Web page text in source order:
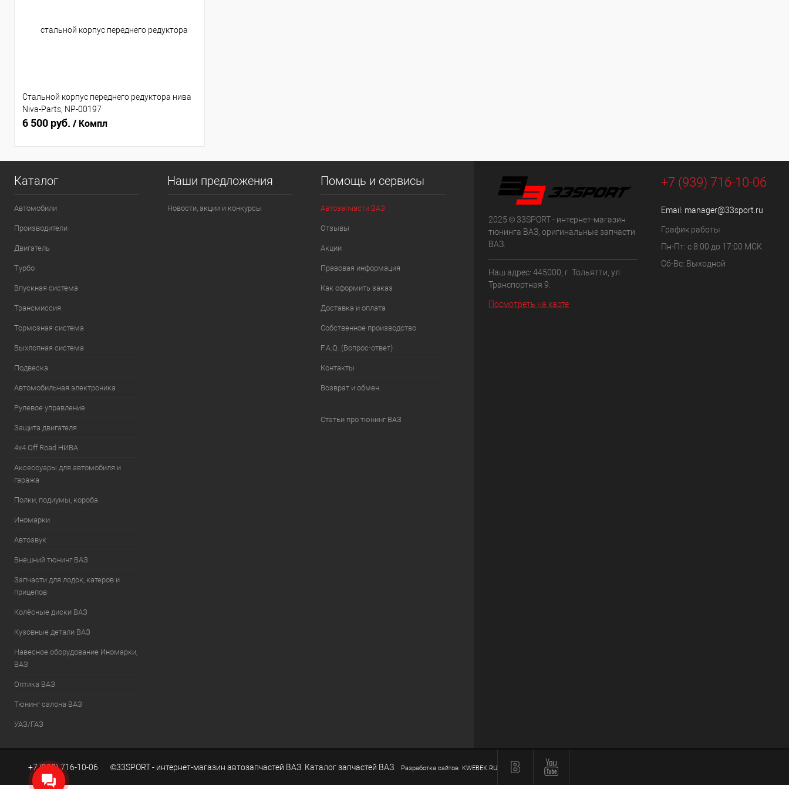
Стальной корпус переднего редуктора нива
Niva-Parts, NP-00197
6 500 руб. / Компл
Каталог
Автомобили
Производители
Двигатель
Турбо
Впускная система
Трансмиссия
Тормозная система
Выхлопная система
Подвеска
Автомобильная электроника
Рулевое управление
Защита двигателя
4х4.Off Road НИВА
Аксессуары для автомобиля и
гаража
Полки, подиумы, короба
Иномарки
Автозвук
Внешний тюнинг ВАЗ
Запчасти для лодок, катеров и
прицепов
Колёсные диски ВАЗ
Кузовные детали ВАЗ
Навесное оборудование Иномарки,
ВАЗ
Оптика ВАЗ
Тюнинг салона ВАЗ
УАЗ/ГАЗ
Наши предложения
Новости, акции и конкурсы
Помощь и сервисы
Автозапчасти ВАЗ
Отзывы
Акции
Правовая информация
Как оформить заказ
Доставка и оплата
Собственное производство
F.A.Q. (Вопрос-ответ)
Контакты
Возврат и обмен
Статьи про тюнинг ВАЗ
2025 © 33SPORT - интернет-магазин
тюнинга ВАЗ, оригинальные запчасти
ВАЗ.
Наш адрес: 445000, г. Тольятти, ул.
Транспортная 9.
Посмотреть на карте
+7 (939) 716-10-06
Email: manager@33sport.ru
График работы
Пн-Пт: с 8:00 до 17:00 МСК
Сб-Вс: Выходной
+7 (939) 716-10-06 ©33SPORT - интернет-магазин автозапчастей ВАЗ. Каталог запчастей ВАЗ. Разработка сайтов KWEBEK.RU